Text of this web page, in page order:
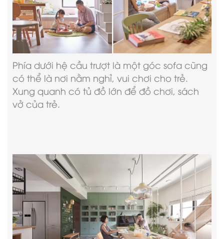
Phía dưới hệ cầu trượt là một góc sofa cũng
có thể là nơi nằm nghỉ, vui chơi cho trẻ.
Xung quanh có tủ đồ lớn để đồ chơi, sách
vở của trẻ.